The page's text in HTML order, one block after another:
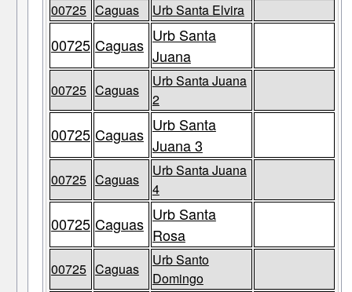
00725 Caguas Urb Santa Elvira
00725 Caguas Urb Santa
Juana
00725 Caguas
Urb Santa Juana
2
00725 Caguas Urb Santa
Juana 3
00725 Caguas
Urb Santa Juana
4
00725 Caguas Urb Santa
Rosa
00725 Caguas
Urb Santo
Domingo